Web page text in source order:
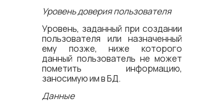
Уровень доверия пользователя
Уровень, заданный при создании
пользователя или назначенный
ему позже, ниже которого
данный пользователь не может
пометить информацию,
заносимую им в БД.
Данные